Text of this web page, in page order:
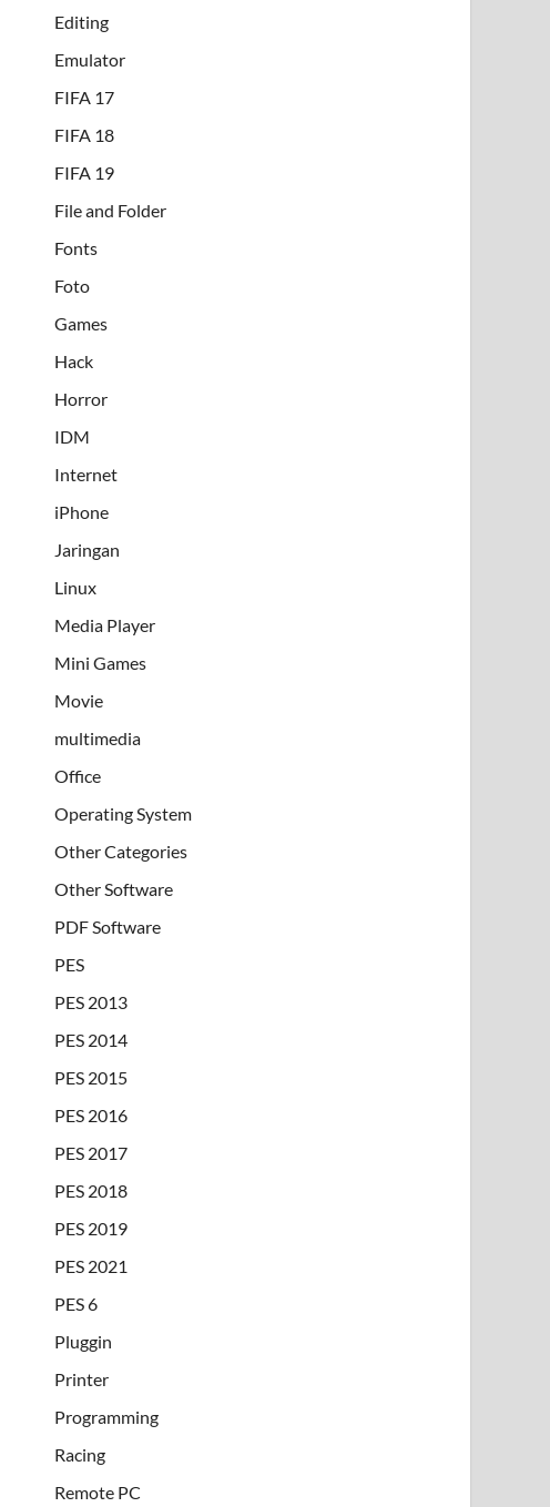
Editing
Emulator
FIFA 17
FIFA 18
FIFA 19
File and Folder
Fonts
Foto
Games
Hack
Horror
IDM
Internet
iPhone
Jaringan
Linux
Media Player
Mini Games
Movie
multimedia
Office
Operating System
Other Categories
Other Software
PDF Software
PES
PES 2013
PES 2014
PES 2015
PES 2016
PES 2017
PES 2018
PES 2019
PES 2021
PES 6
Pluggin
Printer
Programming
Racing
Remote PC